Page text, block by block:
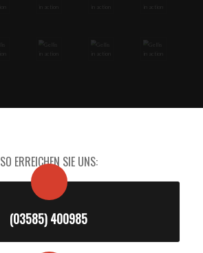
SO ERREICHEN SIE UNS:
(03585) 400985